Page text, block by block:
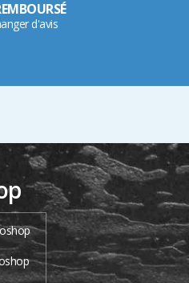
d'avis